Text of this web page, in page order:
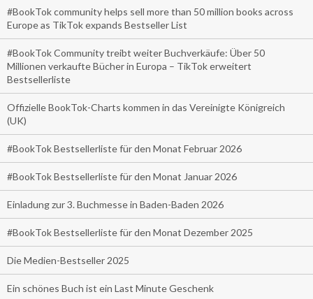
#BookTok community helps sell more than 50 million books across
Europe as TikTok expands Bestseller List
#BookTok Community treibt weiter Buchverkäufe: Über 50
Millionen verkaufte Bücher in Europa – TikTok erweitert
Bestsellerliste
Offizielle BookTok-Charts kommen in das Vereinigte Königreich
(UK)
#BookTok Bestsellerliste für den Monat Februar 2026
#BookTok Bestsellerliste für den Monat Januar 2026
Einladung zur 3. Buchmesse in Baden-Baden 2026
#BookTok Bestsellerliste für den Monat Dezember 2025
Die Medien-Bestseller 2025
Ein schönes Buch ist ein Last Minute Geschenk